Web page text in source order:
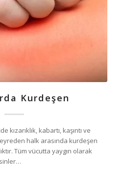
Kurdeşen
kızarıklık, kabartı, kaşıntı ve
halk arasında kurdeşen
Tüm vücutta yaygın olarak